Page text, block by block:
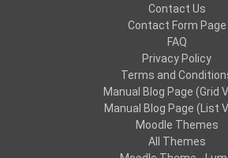
Contact Us
Contact Form Page
FAQ
Privacy Policy
Terms and
Manual Blog Page (Grid
Manual Blog Page (List
Moodle Themes
All Themes